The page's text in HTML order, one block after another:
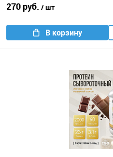
270 руб. / шт
В корзину